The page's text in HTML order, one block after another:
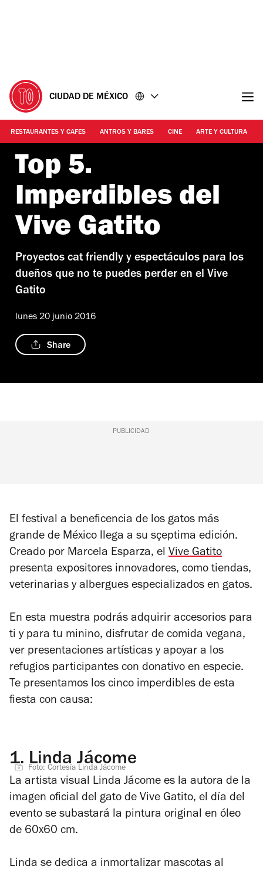
CIUDAD DE MÉXICO
RESTAURANTES Y CAFES ANTROS Y BARES CINE ARTE Y CULTURA
Top 5.
Imperdibles del
Vive Gatito
Proyectos cat friendly y espectáculos para los
dueños que no te puedes perder en el Vive
Gatito
lunes 20 junio 2016
Share
PUBLICIDAD
El festival a beneficencia de los gatos más
grande de México llega a su sçeptima edición.
Creado por Marcela Esparza, el Vive Gatito
presenta expositores innovadores, como tiendas,
veterinarias y albergues especializados en gatos.
En esta muestra podrás adquirir accesorios para
ti y para tu minino, disfrutar de comida vegana,
ver presentaciones artísticas y apoyar a los
refugios participantes con donativo en especie.
Te presentamos los cinco imperdibles de esta
fiesta con causa:
1. Linda Jácome
Foto: Cortesía Linda Jácome
La artista visual Linda Jácome es la autora de la
imagen oficial del gato de Vive Gatito, el día del
evento se subastará la pintura original en óleo
de 60x60 cm.
Linda se dedica a inmortalizar mascotas al